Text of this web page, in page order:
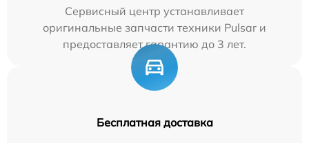
Сервисный центр устанавливает
оригинальные запчасти техники Pulsar и
предоставляет гарантию до 3 лет.
Бесплатная доставка